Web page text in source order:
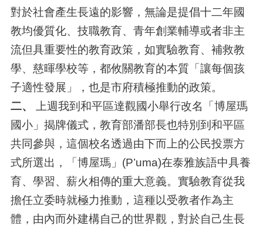
對於社會產生長遠的影響，無論是提倡十二年國
教均優質化、技職教育、青年創業輔導或者非主
流但具重要性的教育政策，如實驗教育、補救教
學、慈暉學校等，都攸關教育的本質「讓每個孩
子適性發展」，也是市府積極推動的政策。
二、
上週我到和平區達觀國小舉行改名「博屋瑪
國小」揭牌儀式，教育部潘部長也特別到和平區
共同參與，這個校名透過由下而上的公民投票方
式所選出，「博屋瑪」(P’uma)在泰雅族語中具養
育、學習、薪火相傳的重大意義。實驗教育從我
擔任立委時就極力推動，這種以受教者作為主
體，由內而外建構自己的世界觀，對於自己生長